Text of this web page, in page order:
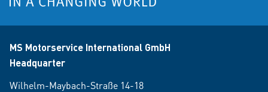
MS Motorservice International GmbH
Headquarter
Wilhelm-Maybach-Straße 14-18